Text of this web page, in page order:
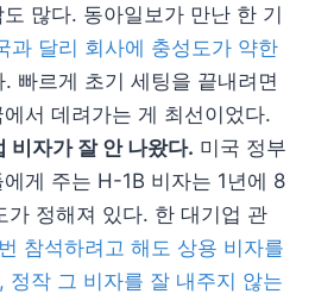
많다. 동아일보가 만난 한 기
과 달리 회사에 충성도가 약한
빠르게 초기 세팅을 끝내려면
서 데려가는 게 최선이었다.
비자가 잘 안 나왔다. 미국 정부
게 주는 H-1B 비자는 1년에 8
정해져 있다. 한 대기업 관
참석하려고 해도 상용 비자를
정작 그 비자를 잘 내주지 않는